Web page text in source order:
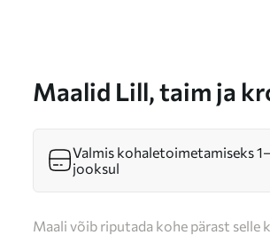
Maalid Lill, taim ja
Valmis kohaletoimetamiseks
jooksul
Maali võib riputada kohe pärast